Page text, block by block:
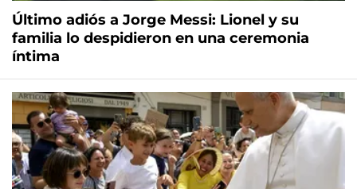
Último adiós a Jorge Messi: Lionel y su
familia lo despidieron en una ceremonia
íntima